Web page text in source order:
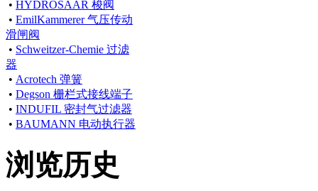
• HYDROSAAR 梭阀
• EmilKammerer 气压传动
滑闸阀
• Schweitzer-Chemie 过滤
器
• Acrotech 弹簧
• Degson 栅栏式接线端子
• INDUFIL 密封气过滤器
• BAUMANN 电动执行器
浏览历史